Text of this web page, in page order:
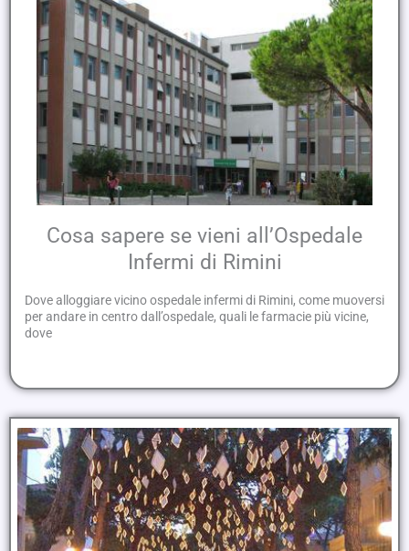
Cosa sapere se vieni all’Ospedale
Infermi di Rimini
Dove alloggiare vicino ospedale infermi di Rimini, come muoversi
per andare in centro dall’ospedale, quali le farmacie più vicine,
dove